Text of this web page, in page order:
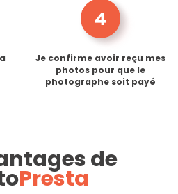
4
Je confirme avoir reçu mes
photos pour que le
photographe soit payé
de
Presta